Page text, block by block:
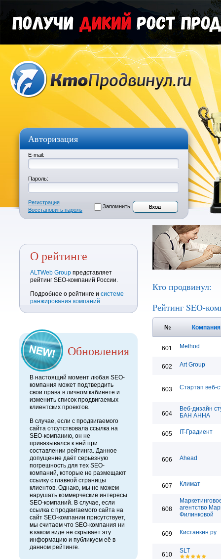
Авторизация
E-mail:
Пароль:
Регистрация
Восстановить пароль
Запомнить
О рейтинге
ALTWeb Group представляет
рейтинг SEO-компаний России.
Подробнее о рейтинге и системе
ранжирования компаний.
Обновления
В настоящий момент любая SEO-
компания может подтвердить
свои права в личном кабинете и
изменить список продвигаемых
клиентских проектов.
В случае, если с продвигаемого
сайта отсутствовала ссылка на
SEO-компанию, он не
привязывался к ней при
составлении рейтинга. Данное
допущение даёт серьёзную
погрешность для тех SEO-
компаний, которые не размещают
ссылку с главной страницы
клиентов. Однако, мы не можем
нарушать коммерческие интересы
SEO-компаний. В случае, если
ссылка с продвигаемого сайта на
сайт SEO-компании присутствует,
мы считаем что SEO-компания ни
в каком виде не скрывает эту
информацию и публикуем её в
данном рейтинге.
Кто продвинул:
Рейтинг SEO-
№
601 Method
602 Art Group
603 Стартап веб-
604
Веб-дизайн
БАН АННА
605 IT-Градиент
606 Ahead
607 Климат
608
агентство
Филинковой
609 Кистанкин.ру
610
SLT